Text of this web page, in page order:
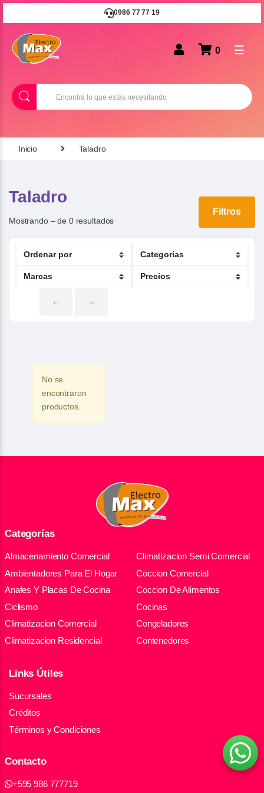
0986 77 77 19
B
u
0 ☰
Inicio Taladro
Taladro
Mostrando – de 0 resultados
Filtros
← →
No se
encontraron
productos.
Categorías
Almacenamiento Comercial
Ambientadores Para El Hogar
Anafes Y Placas De Cocina
Ciclismo
Climatizacion Comercial
Climatizacion Residencial
Climatizacion Semi Comercial
Coccion Comercial
Coccion De Alimentos
Cocinas
Congeladores
Contenedores
Links Útiles
Sucursales
Créditos
Términos y Condiciones
Contacto
+595 986 777719